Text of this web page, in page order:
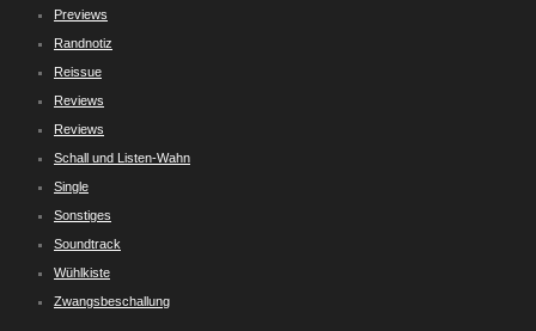
Previews
Randnotiz
Reissue
Reviews
Reviews
Schall und Listen-Wahn
Single
Sonstiges
Soundtrack
Wühlkiste
Zwangsbeschallung